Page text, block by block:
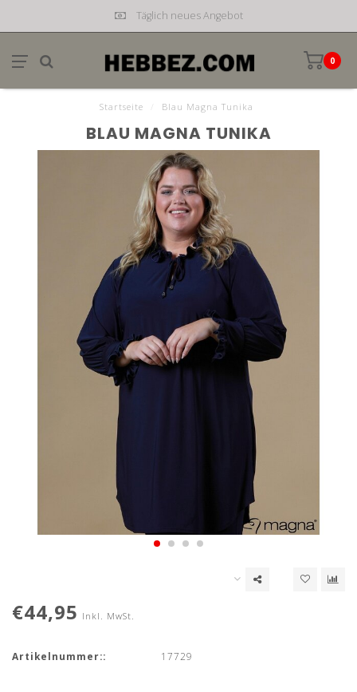
Täglich neues Angebot
0
Startseite Blau Magna Tunika
BLAU MAGNA TUNIKA
€44,95 Inkl. MwSt.
Artikelnummer:: 17729